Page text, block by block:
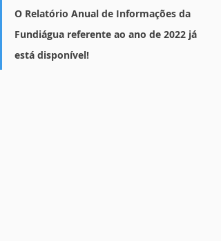
O Relatório Anual de Informações da
Fundiágua referente ao ano de 2022 já
está disponível!